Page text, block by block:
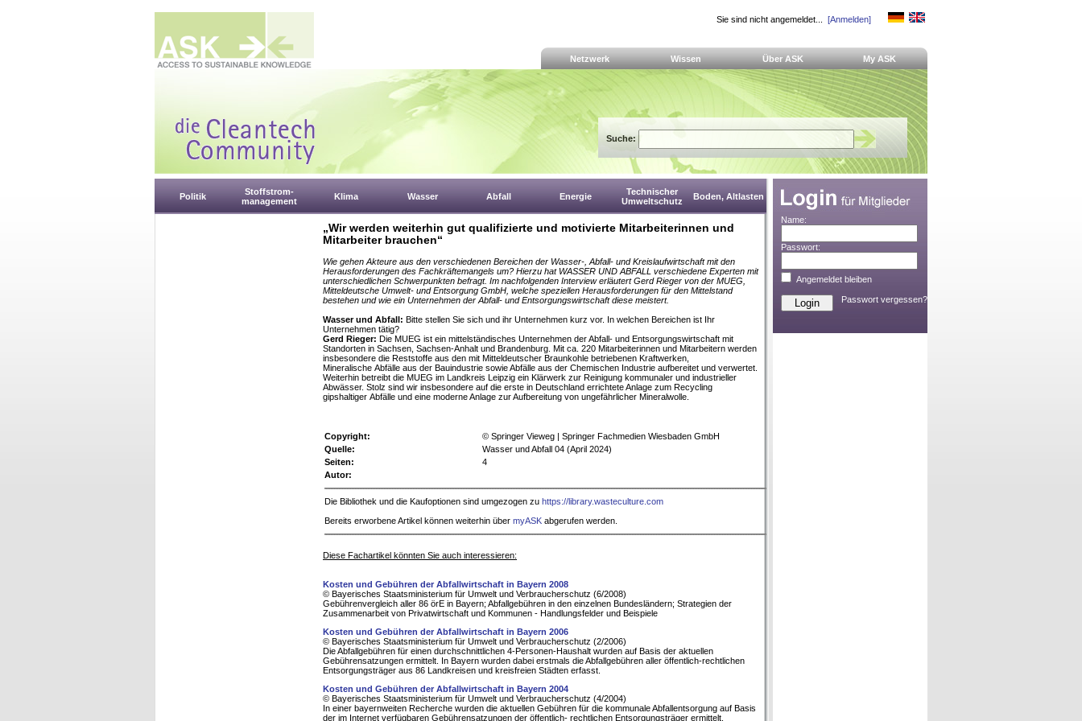
Sie sind nicht angemeldet... [Anmelden]
Netzwerk Wissen Über ASK My ASK
Suche:
Politik
Stoffstrom-
management
Klima Wasser Abfall Energie
Technischer
Umweltschutz
Boden, Altlasten
„Wir werden weiterhin gut qualifizierte und motivierte Mitarbeiterinnen und
Mitarbeiter brauchen“
Wie gehen Akteure aus den verschiedenen Bereichen der Wasser-, Abfall- und Kreislaufwirtschaft mit den
Herausforderungen des Fachkräftemangels um? Hierzu hat WASSER UND ABFALL verschiedene Experten mit
unterschiedlichen Schwerpunkten befragt. Im nachfolgenden Interview erläutert Gerd Rieger von der MUEG,
Mitteldeutsche Umwelt- und Entsorgung GmbH, welche speziellen Herausforderungen für den Mittelstand
bestehen und wie ein Unternehmen der Abfall- und Entsorgungswirtschaft diese meistert.
Wasser und Abfall: Bitte stellen Sie sich und ihr Unternehmen kurz vor. In welchen Bereichen ist Ihr
Unternehmen tätig?
Gerd Rieger: Die MUEG ist ein mittelständisches Unternehmen der Abfall- und Entsorgungswirtschaft mit
Standorten in Sachsen, Sachsen-Anhalt und Brandenburg. Mit ca. 220 Mitarbeiterinnen und Mitarbeitern werden
insbesondere die Reststoffe aus den mit Mitteldeutscher Braunkohle betriebenen Kraftwerken,
Mineralische Abfälle aus der Bauindustrie sowie Abfälle aus der Chemischen Industrie aufbereitet und verwertet.
Weiterhin betreibt die MUEG im Landkreis Leipzig ein Klärwerk zur Reinigung kommunaler und industrieller
Abwässer. Stolz sind wir insbesondere auf die erste in Deutschland errichtete Anlage zum Recycling
gipshaltiger Abfälle und eine moderne Anlage zur Aufbereitung von ungefährlicher Mineralwolle.
Copyright:
© Springer Vieweg | Springer Fachmedien Wiesbaden GmbH
Quelle:
Wasser und Abfall 04 (April 2024)
Seiten:
4
Autor:
Die Bibliothek und die Kaufoptionen sind umgezogen zu https://library.wasteculture.com
Bereits erworbene Artikel können weiterhin über myASK abgerufen werden.
Diese Fachartikel könnten Sie auch interessieren:
Kosten und Gebühren der Abfallwirtschaft in Bayern 2008
© Bayerisches Staatsministerium für Umwelt und Verbraucherschutz (6/2008)
Gebührenvergleich aller 86 örE in Bayern; Abfallgebühren in den einzelnen Bundesländern; Strategien der
Zusammenarbeit von Privatwirtschaft und Kommunen - Handlungsfelder und Beispiele
Kosten und Gebühren der Abfallwirtschaft in Bayern 2006
© Bayerisches Staatsministerium für Umwelt und Verbraucherschutz (2/2006)
Die Abfallgebühren für einen durchschnittlichen 4-Personen-Haushalt wurden auf Basis der aktuellen
Gebührensatzungen ermittelt. In Bayern wurden dabei erstmals die Abfallgebühren aller öffentlich-rechtlichen
Entsorgungsträger aus 86 Landkreisen und kreisfreien Städten erfasst.
Kosten und Gebühren der Abfallwirtschaft in Bayern 2004
© Bayerisches Staatsministerium für Umwelt und Verbraucherschutz (4/2004)
In einer bayernweiten Recherche wurden die aktuellen Gebühren für die kommunale Abfallentsorgung auf Basis
der im Internet verfügbaren Gebührensatzungen der öffentlich- rechtlichen Entsorgungsträger ermittelt.
Name:
Passwort:
Angemeldet bleiben
Passwort vergessen?